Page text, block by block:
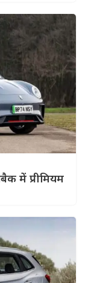
में प्रीमियम